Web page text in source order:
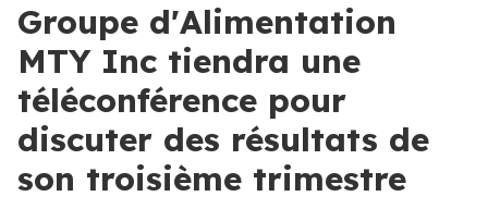
Groupe d'Alimentation
MTY Inc tiendra une
téléconférence pour
discuter des résultats de
son troisième trimestre